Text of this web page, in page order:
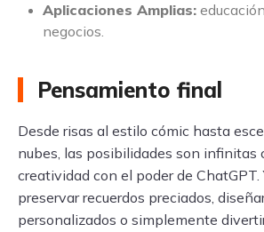
Aplicaciones Amplias:
negocios.
Pensamiento final
Desde risas al estilo cómic hasta
nubes, las posibilidades son infinitas
creatividad con el poder de ChatGPT.
preservar recuerdos preciados,
personalizados o simplemente